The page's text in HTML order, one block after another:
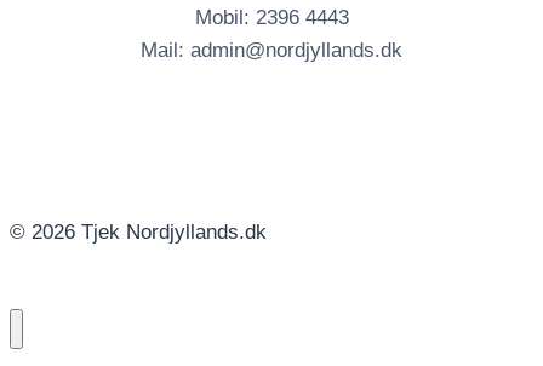
Mobil: 2396 4443
Mail: admin@nordjyllands.dk
© 2026 Tjek Nordjyllands.dk